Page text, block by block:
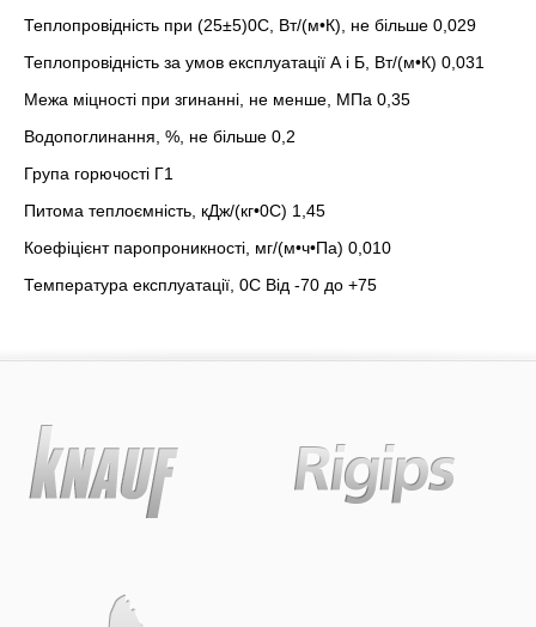
Теплопровідність при (25±5)0С, Вт/(м•К), не більше 0,029
Теплопровідність за умов експлуатації А і Б, Вт/(м•К) 0,031
Межа міцності при згинанні, не менше, МПа 0,35
Водопоглинання, %, не більше 0,2
Група горючості Г1
Питома теплоємність, кДж/(кг•0С) 1,45
Коефіцієнт паропроникності, мг/(м•ч•Па) 0,010
Температура експлуатації, 0С Від -70 до +75